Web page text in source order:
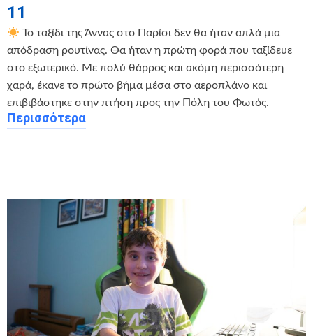
11
Το ταξίδι της Άννας στο Παρίσι δεν θα ήταν απλά μια
απόδραση ρουτίνας. Θα ήταν η πρώτη φορά που ταξίδευε
στο εξωτερικό. Με πολύ θάρρος και ακόμη περισσότερη
χαρά, έκανε το πρώτο βήμα μέσα στο αεροπλάνο και
επιβιβάστηκε στην πτήση προς την Πόλη του Φωτός.
Περισσότερα